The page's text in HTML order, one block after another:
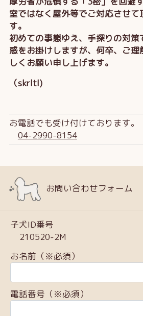
室ではなく屋外等でご対応させて
す。
初めての事態ゆえ、手探りの対策
惑をお掛けしますが、何卒、ご
しくお願い申し上げます。
（skrltl)
お電話でも受け付けております。
04-2990-8154
お問い合わせフォーム
子犬ID番号
210520-2M
お名前（※必須）
電話番号（※必須）